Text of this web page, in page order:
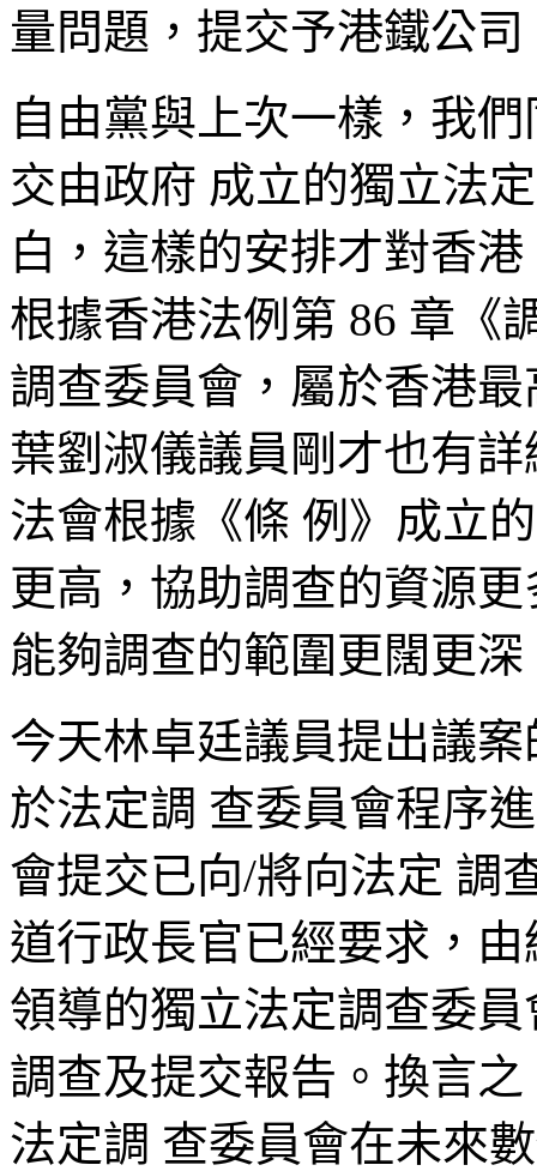
量問題，提交予港鐵公
自由黨與上次一樣，我
交由政府 成立的獨立法
白，這樣的安排才對香
根據香港法例第 86 章《
調查委員會，屬於香港
葉劉淑儀議員剛才也有
法會根據《條 例》成立
更高，協助調查的資源
能夠調查的範圍更闊更深
今天林卓廷議員提出議
於法定調 查委員會程序
會提交已向/將向法定 調
道行政長官已經要求，
領導的獨立法定調查委
調查及提交報告。換言
法定調 查委員會在未來